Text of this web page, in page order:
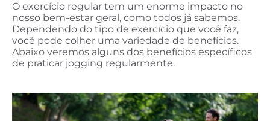
O exercício regular tem um enorme impacto no
nosso bem-estar geral, como todos já sabemos.
Dependendo do tipo de exercício que você faz,
você pode colher uma variedade de benefícios.
Abaixo veremos alguns dos benefícios específicos
de praticar jogging regularmente.